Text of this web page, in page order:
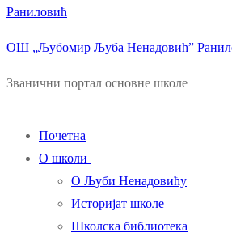
ОШ „Љубомир Љуба Ненадовић”
Званични портал основне школе
Почетна
О школи
О Љуби Ненадовићу
Историјат школе
Школска библиотека